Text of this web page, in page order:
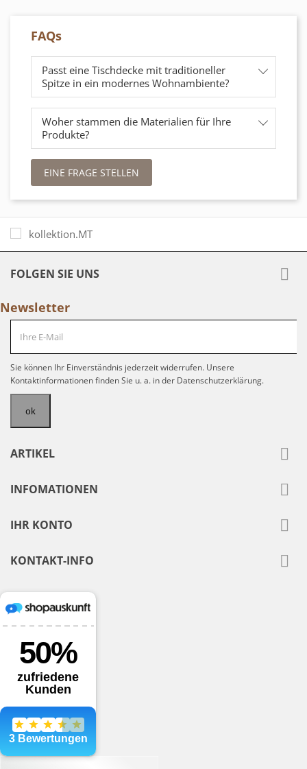
FAQs
Passt eine Tischdecke mit traditioneller
Spitze in ein modernes Wohnambiente?
Woher stammen die Materialien für Ihre
Produkte?
EINE FRAGE STELLEN
FOLGEN SIE UNS 
Newsletter
Sie können Ihr Einverständnis jederzeit widerrufen. Unsere
Kontaktinformationen finden Sie u. a. in der Datenschutzerklärung.
ARTIKEL 
INFOMATIONEN 
IHR KONTO 
KONTAKT-INFO 